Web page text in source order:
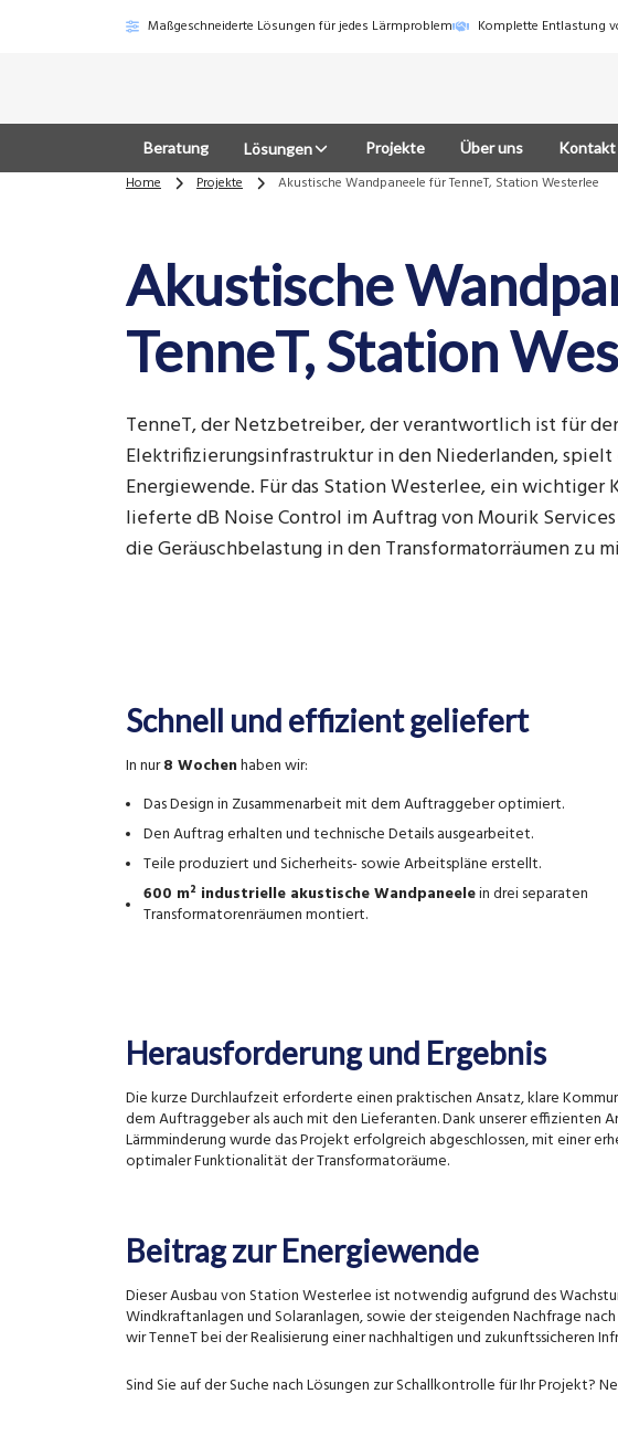
Maßgeschneiderte Lösungen für jedes Lärmproblem Komplette Entlastung
Beratung Lösungen Projekte Über uns Kontakt
Home Projekte Akustische Wandpaneele für TenneT, Station Westerlee
Akustische
TenneT, Station
TenneT, der Netzbetreiber, der verantwortlich ist für
Elektrifizierungsinfrastruktur in den Niederlanden,
Energiewende. Für das Station Westerlee, ein
lieferte dB Noise Control im Auftrag von Mourik
die Geräuschbelastung in den Transformatorräumen zu
Schnell und effizient geliefert
In nur8 Wochenhaben wir:
Das Design in Zusammenarbeit mit dem Auftraggeber optimiert.
Den Auftrag erhalten und technische Details ausgearbeitet.
Teile produziert und Sicherheits- sowie Arbeitspläne erstellt.
600 m² industrielle akustische Wandpaneelein drei separaten
Transformatorenräumen montiert.
Herausforderung und Ergebnis
Die kurze Durchlaufzeit erforderte einen praktischen Ansatz, klare
dem Auftraggeber als auch mit den Lieferanten. Dank unserer effizienten
Lärmminderung wurde das Projekt erfolgreich abgeschlossen, mit einer
optimaler Funktionalität der Transformatoräume.
Beitrag zur Energiewende
Dieser Ausbau von Station Westerlee ist notwendig aufgrund des
Windkraftanlagen und Solaranlagen, sowie der steigenden Nachfrage
wir TenneT bei der Realisierung einer nachhaltigen und zukunftssicheren
Sind Sie auf der Suche nach Lösungen zur Schallkontrolle für Ihr Projekt?